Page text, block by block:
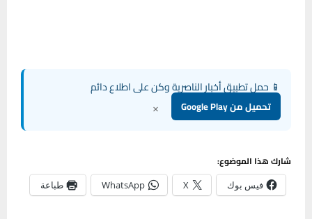
📱 حمل تطبيق أخبار الناصرية وكن على اطلاع دائم
تحميل من Google Play ×
شارك هذا الموضوع:
فيس بوك X
WhatsApp طباعة